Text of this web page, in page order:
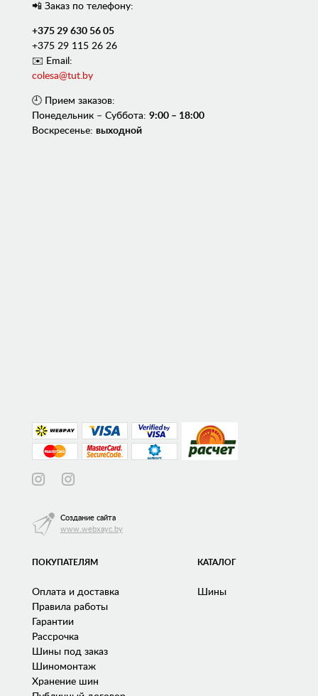
ПОКУПАТЕЛЯМ
Оплата и доставка
Правила работы
Гарантии
Рассрочка
Шины под заказ
Шиномонтаж
Хранение шин
КАТАЛОГ
Шины
📲 Заказ по телефону:
+375 29 630 56 05
+375 29 115 26 26
✉️ Email:
colesa@tut.by
🕘 Прием заказов:
Понедельник – Суббота: 9:00 – 18:00
Воскресенье: выходной
Создание сайта
www.webxayc.by